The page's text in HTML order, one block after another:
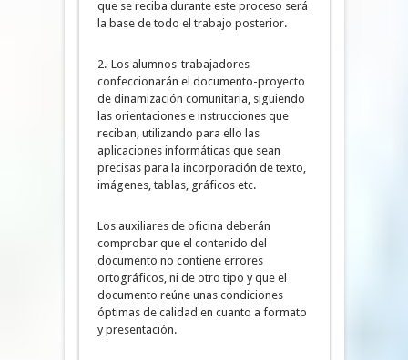
que se reciba durante este proceso será
la base de todo el trabajo posterior.
2.-Los alumnos-trabajadores
confeccionarán el documento-proyecto
de dinamización comunitaria, siguiendo
las orientaciones e instrucciones que
reciban, utilizando para ello las
aplicaciones informáticas que sean
precisas para la incorporación de texto,
imágenes, tablas, gráficos etc.
Los auxiliares de oficina deberán
comprobar que el contenido del
documento no contiene errores
ortográficos, ni de otro tipo y que el
documento reúne unas condiciones
óptimas de calidad en cuanto a formato
y presentación.